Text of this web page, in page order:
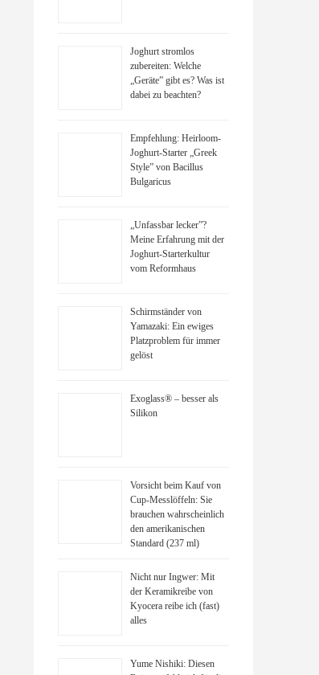
Joghurt stromlos
zubereiten: Welche
„Geräte” gibt es? Was ist
dabei zu beachten?
Empfehlung: Heirloom-
Joghurt-Starter „Greek
Style” von Bacillus
Bulgaricus
„Unfassbar lecker”?
Meine Erfahrung mit der
Joghurt-Starterkultur
vom Reformhaus
Schirmständer von
Yamazaki: Ein ewiges
Platzproblem für immer
gelöst
Exoglass® – besser als
Silikon
Vorsicht beim Kauf von
Cup-Messlöffeln: Sie
brauchen wahrscheinlich
den amerikanischen
Standard (237 ml)
Nicht nur Ingwer: Mit
der Keramikreibe von
Kyocera reibe ich (fast)
alles
Yume Nishiki: Diesen